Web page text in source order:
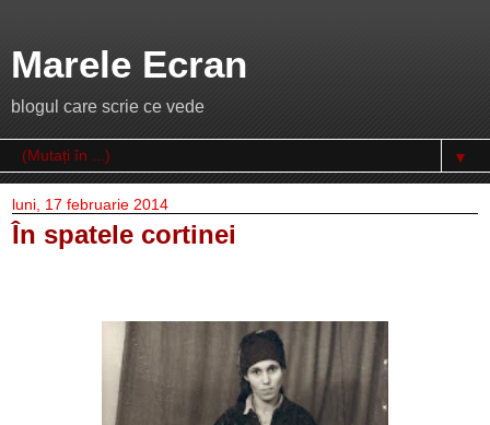
Marele Ecran
blogul care scrie ce vede
▼
luni, 17 februarie 2014
În spatele cortinei